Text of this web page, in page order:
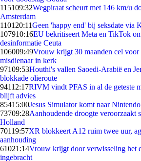
115109:32Wegpiraat scheurt met 146 km/u
Amsterdam
1101 20:11Geen 'happy end' bij seksdate via
107910:16EU bekritiseert Meta en TikTok
desinformatie Ceuta
106009:49Vrouw krijgt 30 maanden cel voor
misdienaar in kerk
97109:53Houthi's vallen Saoedi-Arabië en
blokkade olieroute
94112:17RIVM vindt PFAS in al de geteste
blijft advies
85415:00Jesus Simulator komt naar
73709:28Aanhoudende droogte veroorzaakt
Holland
70119:57XR blokkeert A12 ruim twee uur,
aanhouding
61021:14Vrouw krijgt door verwisseling het
ingebracht